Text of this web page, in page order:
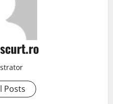
Posts